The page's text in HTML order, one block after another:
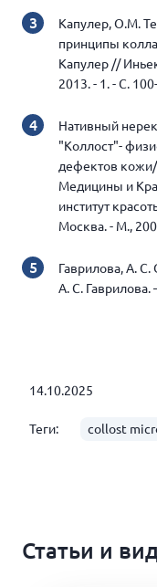
Капулер, О.М.
принципы
Капулер //
2013. - 1. - С.
Нативный
"Коллост"-
дефектов
Медицины и
институт
Москва. - М.,
Гаврилова, А.
А. С. Гаврилова.
14.10.2025
Теги: collost
Статьи и